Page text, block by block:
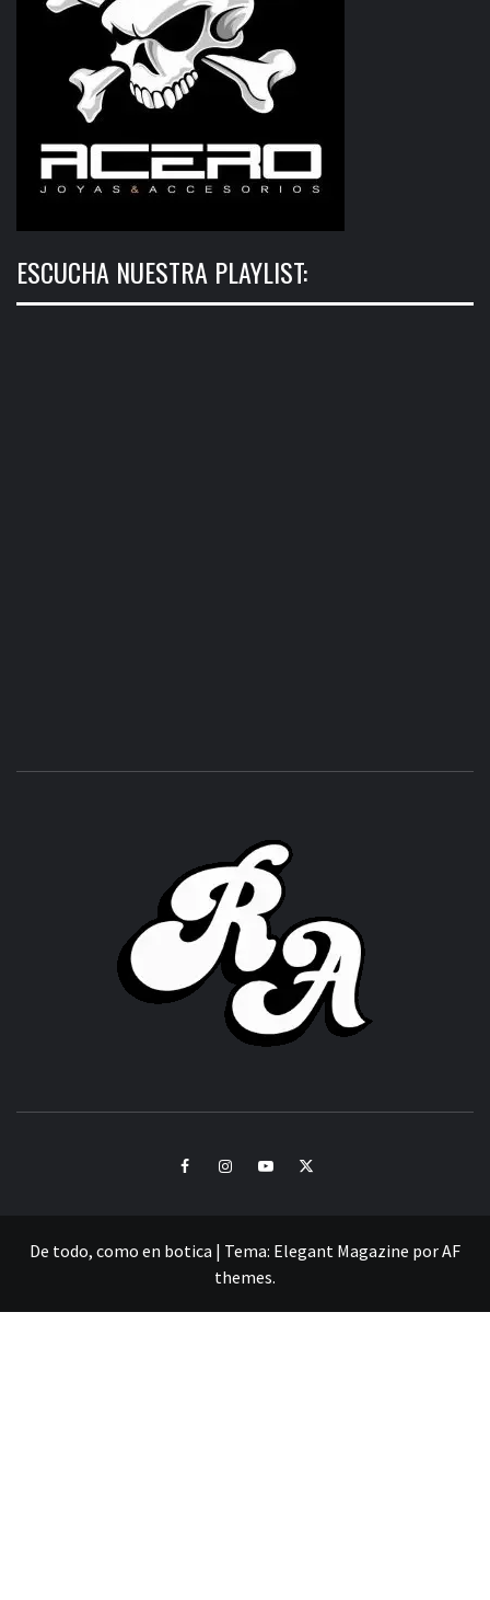
ESCUCHA NUESTRA PLAYLIST:
FacebookInstagramYoutubeTwitter
De todo, como en botica | Tema: Elegant Magazine porAF
themes.